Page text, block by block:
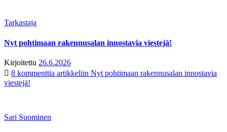
Tarkastaja
Nyt pohtimaan rakennusalan innostavia viestejä!
Kirjoitettu 26.6.2026
8 kommenttia artikkeliin Nyt pohtimaan rakennusalan innostavia
viestejä!
Sari Suominen